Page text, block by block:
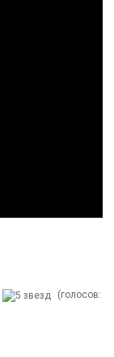
(голосов: